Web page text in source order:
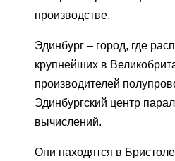
производстве.
Эдинбург – город, где
крупнейших в
производителей
Эдинбургский центр
вычислений.
Они находятся в